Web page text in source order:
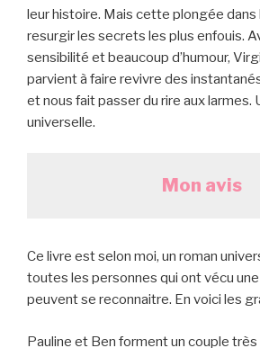
leur histoire. Mais cette plongée dans
resurgir les secrets les plus enfouis.
sensibilité et beaucoup d’humour,
parvient à faire revivre des
et nous fait passer du rire aux larmes.
universelle.
Mon avis
Ce livre est selon moi, un roman
toutes les personnes qui ont vécu
peuvent se reconnaitre. En voici les
Pauline et Ben forment un couple